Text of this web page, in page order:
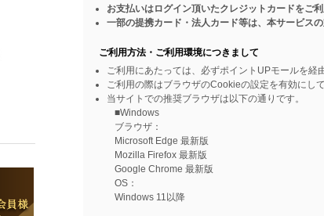
お支払いはログイン頂いたクレジットカードをご利
一部の提携カード・法人カード等は、本サービスの
ご利用方法・ご利用環境につきまして
ご利用にあたっては、必ずポイントUPモールを経
ご利用の際はブラウザのCookieの設定を有効にして
当サイトでの推奨ブラウザは以下の通りです。
■Windows
ブラウザ：
Microsoft Edge 最新版
Mozilla Firefox 最新版
Google Chrome 最新版
OS：
Windows 11以降